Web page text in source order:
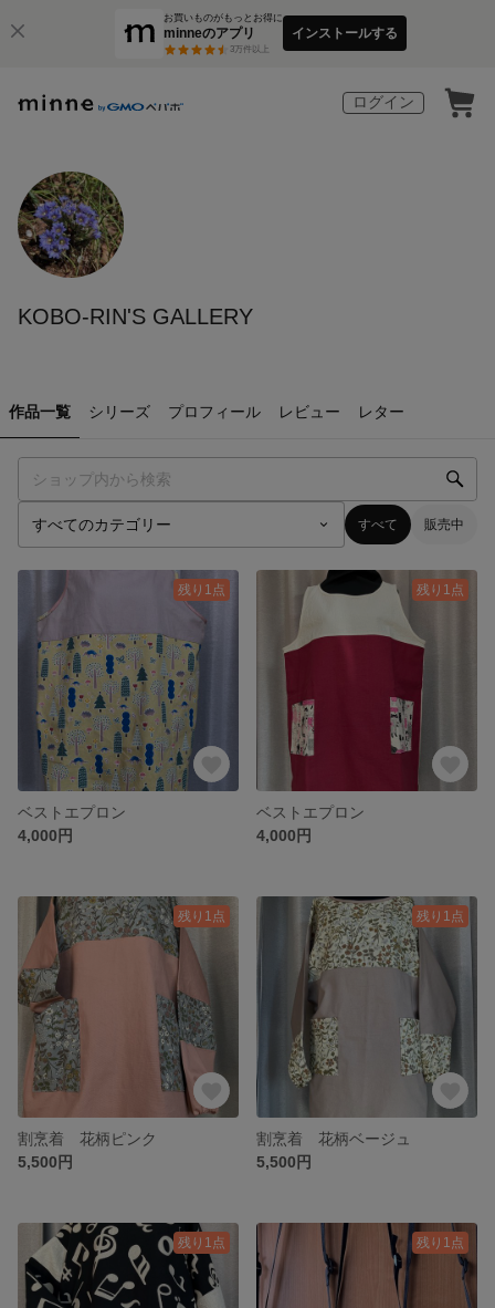
お買いものがもっとお得に
minneのアプリ
3万件以上
インストールする
ログイン
KOBO-RIN'S GALLERY
作品一覧 シリーズ プロフィール レビュー レター
すべて 販売中
残り1点
ベストエプロン
4,000円
残り1点
ベストエプロン
4,000円
残り1点
割烹着 花柄ピンク
5,500円
残り1点
割烹着 花柄ベージュ
5,500円
残り1点 残り1点